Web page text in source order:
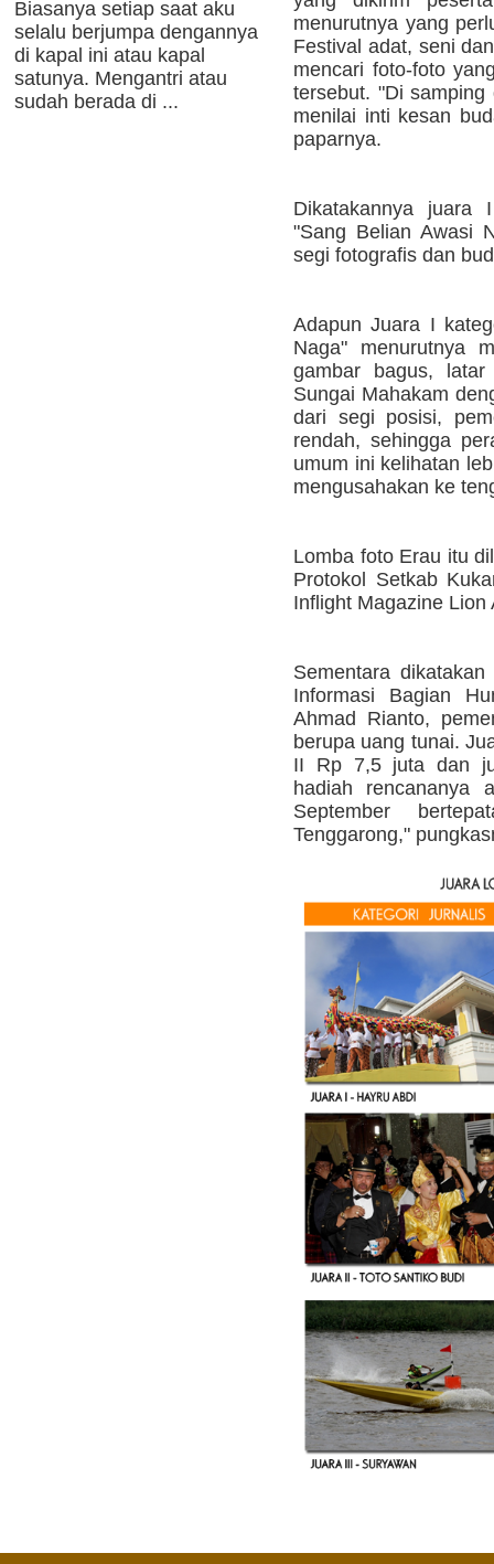
Biasanya setiap saat aku
selalu berjumpa dengannya
di kapal ini atau kapal
satunya. Mengantri atau
sudah berada di ...
menurutnya yang
Festival adat, seni
mencari foto-foto
tersebut. "Di
menilai inti kesan
paparnya.
Dikatakannya juara
"Sang Belian Awasi
segi fotografis dan
Adapun Juara I
Naga" menurutnya
gambar bagus,
Sungai Mahakam
dari segi posisi,
rendah, sehingga
umum ini kelihatan
mengusahakan ke
Lomba foto Erau itu
Protokol Setkab
Inflight Magazine
Sementara
Informasi Bagian
Ahmad Rianto,
berupa uang tunai.
II Rp 7,5 juta dan
hadiah rencananya
September
Tenggarong,"